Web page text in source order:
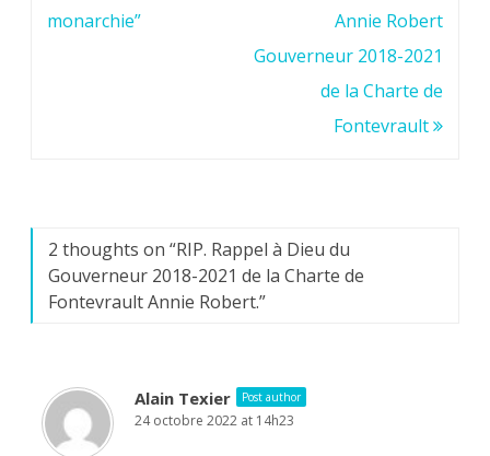
l’article
monarchie”
Annie Robert
Gouverneur 2018-2021
de la Charte de
Fontevrault
2 thoughts on “RIP. Rappel à Dieu du
Gouverneur 2018-2021 de la Charte de
Fontevrault Annie Robert.”
Alain Texier Post author
24 octobre 2022 at 14h23